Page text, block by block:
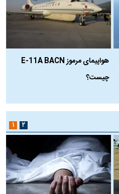
هواپیمای مرموز E-11A BACN
چیست؟
۱ ۲